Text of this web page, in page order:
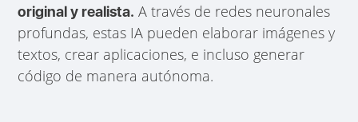
original y realista. A través de redes neuronales
profundas, estas IA pueden elaborar imágenes y
textos, crear aplicaciones, e incluso generar
código de manera autónoma.